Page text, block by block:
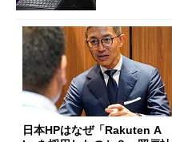
日本HPはなぜ「Rakuten A